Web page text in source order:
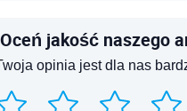
Oceń jakość naszego
opinia jest dla nas